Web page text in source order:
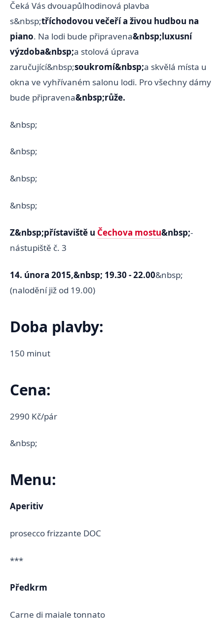
Čeká Vás dvouapůlhodinová plavba
s&nbsp;tříchodovou večeří a živou hudbou na
piano. Na lodi bude připravena&nbsp;luxusní
výzdoba&nbsp;a stolová úprava
zaručující&nbsp;soukromí&nbsp;a skvělá místa u
okna ve vyhřívaném salonu lodi. Pro všechny dámy
bude připravena&nbsp;růže.
&nbsp;
&nbsp;
&nbsp;
&nbsp;
Z&nbsp;přístaviště u Čechova mostu&nbsp;-
nástupiště č. 3
14. února 2015,&nbsp; 19.30 - 22.00&nbsp;
(nalodění již od 19.00)
Doba plavby:
150 minut
Cena:
2990 Kč/pár
&nbsp;
Menu:
Aperitiv
prosecco frizzante DOC
***
Předkrm
Carne di maiale tonnato